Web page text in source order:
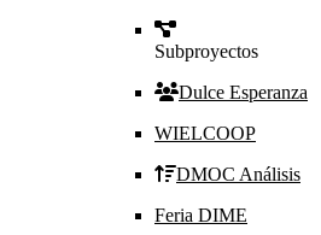
Subproyectos
Dulce Esperanza
WIELCOOP
DMOC Análisis
Feria DIME